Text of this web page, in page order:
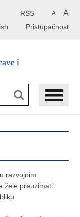
A A
RSS
Pristupačnost
razvojnim
žele preuzimati